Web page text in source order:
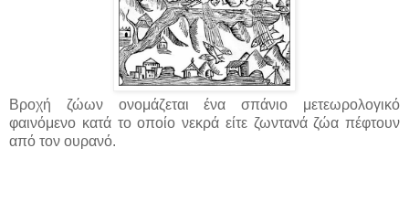
Βροχή ζώων ονομάζεται ένα σπάνιο μετεωρολογικό
φαινόμενο κατά το οποίο νεκρά είτε ζωντανά ζώα πέφτουν
από τον ουρανό.